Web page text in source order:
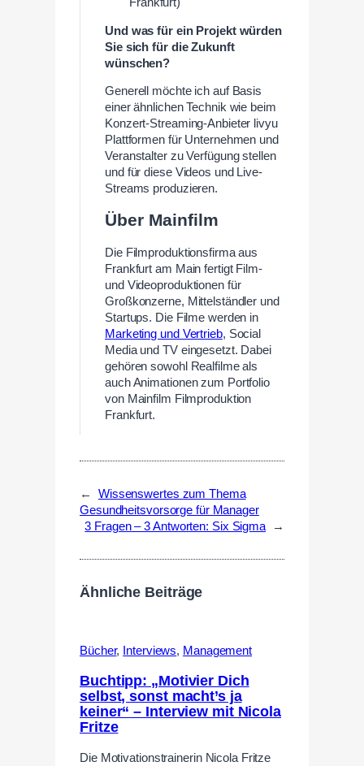
Und was für ein Projekt würden
Sie sich für die Zukunft
wünschen?
Generell möchte ich auf Basis
einer ähnlichen Technik wie beim
Konzert-Streaming-Anbieter livyu
Plattformen für Unternehmen und
Veranstalter zu Verfügung stellen
und für diese Videos und Live-
Streams produzieren.
Über Mainfilm
Die Filmproduktionsfirma aus
Frankfurt am Main fertigt Film-
und Videoproduktionen für
Großkonzerne, Mittelständler und
Startups. Die Filme werden in
Marketing und Vertrieb, Social
Media und TV eingesetzt. Dabei
gehören sowohl Realfilme als
auch Animationen zum Portfolio
von Mainfilm Filmproduktion
Frankfurt.
←
Wissenswertes zum Thema
Gesundheitsvorsorge für Manager
3 Fragen – 3 Antworten: Six Sigma
→
Ähnliche Beiträge
Bücher, Interviews, Management
Buchtipp: „Motivier Dich
selbst, sonst macht’s ja
keiner“ – Interview mit Nicola
Fritze
Die Motivationstrainerin Nicola Fritze